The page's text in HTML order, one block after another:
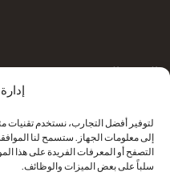
لتوفير أفضل التجارب، نستخدم تقنيات
إلى معلومات الجهاز. ستسمح لنا
التصفح أو المعرفات الفريدة على هذا
سلباً على بعض الميزات والوظائف.
المدونة السريرية